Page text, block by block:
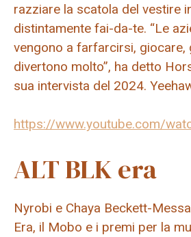
razziare la scatola del vestire
distintamente fai-da-te. “Le
vengono a farfarcirsi, giocare,
divertono molto”, ha detto
sua intervista del 2024.
https://www.youtube.com/
ALT BLK era
Nyrobi e Chaya Beckett-
Era, il Mobo e i premi per la